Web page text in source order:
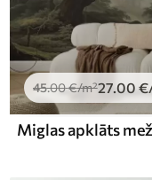
45.00€/m²27.00 €